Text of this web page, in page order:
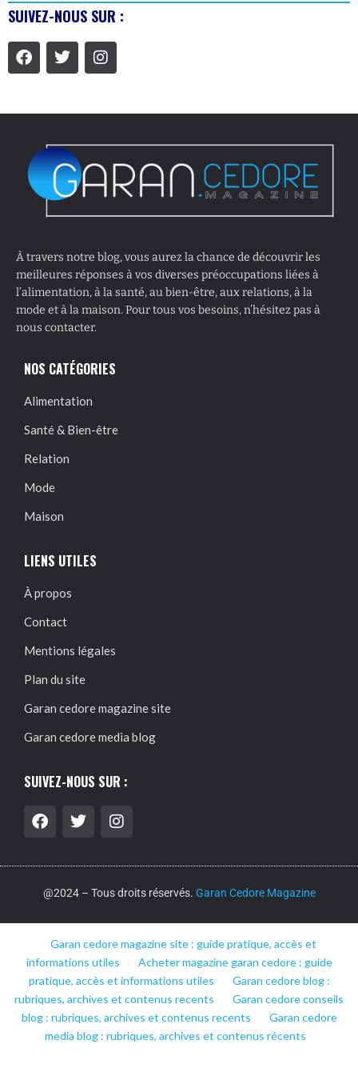
SUIVEZ-NOUS SUR :
À travers notre blog, vous aurez la chance de découvrir les
meilleures réponses à vos diverses préoccupations liées à
l’alimentation, à la santé, au bien-être, aux relations, à la
mode et à la maison. Pour tous vos besoins, n’hésitez pas à
nous contacter.
NOS CATÉGORIES
Alimentation
Santé & Bien-être
Relation
Mode
Maison
LIENS UTILES
À propos
Contact
Mentions légales
Plan du site
Garan cedore magazine site
Garan cedore media blog
SUIVEZ-NOUS SUR :
@2024 – Tous droits réservés. Garan Cedore Magazine
Garan cedore magazine site : guide pratique, accès et
informations utiles
Acheter magazine garan cedore : guide
pratique, accès et informations utiles
Garan cedore blog :
rubriques, archives et contenus recents
Garan cedore conseils
blog : rubriques, archives et contenus recents
Garan cedore
media blog : rubriques, archives et contenus récents